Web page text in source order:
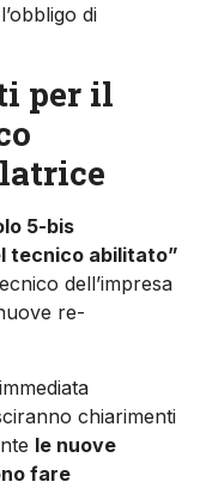
di
per il
5-bis
tecnico abilitato”
dell’impresa
re­
chiari­menti
le nuove
fare